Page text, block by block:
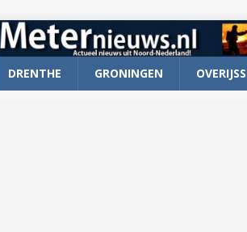
DRENTHE GRONINGEN